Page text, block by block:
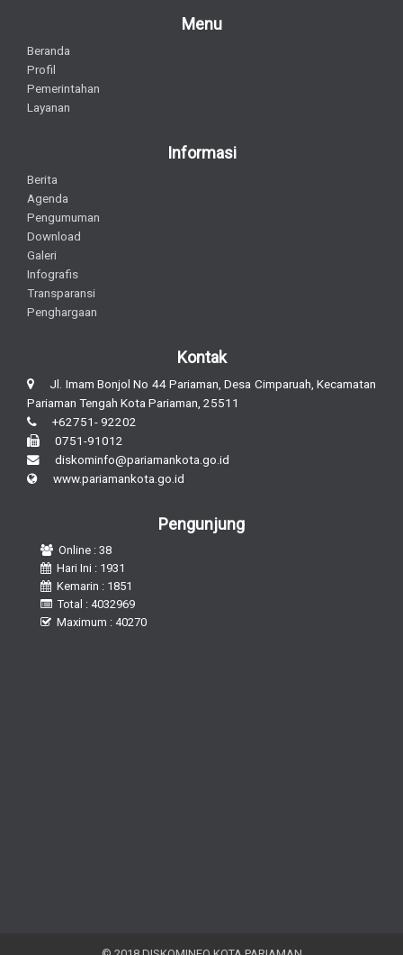
Menu
Beranda
Profil
Pemerintahan
Layanan
Informasi
Berita
Agenda
Pengumuman
Download
Galeri
Infografis
Transparansi
Penghargaan
Kontak
Jl. Imam Bonjol No 44 Pariaman, Desa Cimparuah, Kecamatan
Pariaman Tengah Kota Pariaman, 25511
+62751- 92202
0751-91012
diskominfo@pariamankota.go.id
www.pariamankota.go.id
Pengunjung
Online : 38
Hari Ini : 1931
Kemarin : 1851
Total : 4032969
Maximum : 40270